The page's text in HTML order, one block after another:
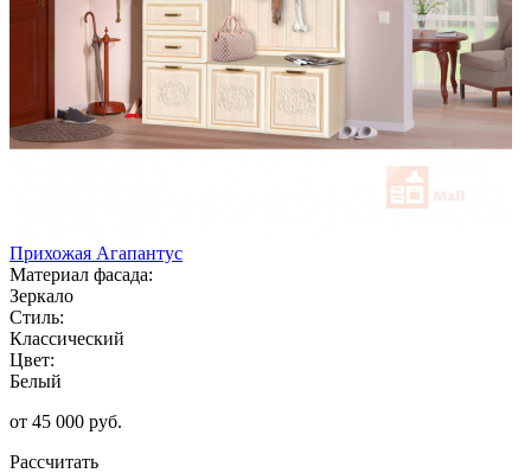
Прихожая Агапантус
Материал фасада:
Зеркало
Стиль:
Классический
Цвет:
Белый
от 45 000 руб.
Рассчитать